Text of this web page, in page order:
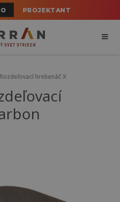
PROJEKTANT
hrebenáč X